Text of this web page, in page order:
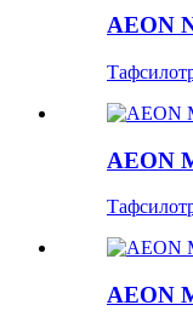
AEON
AEON
AEON